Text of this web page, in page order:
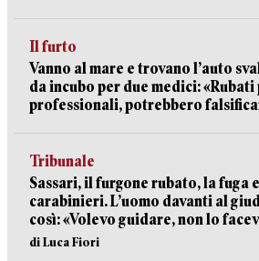
Il furto
Vanno al mare e trovano l’auto
da incubo per due medici:
professionali, potrebbero
Tribunale
Sassari, il furgone rubato, la fuga
carabinieri. L’uomo davanti al
così: «Volevo guidare, non lo
di Luca Fiori